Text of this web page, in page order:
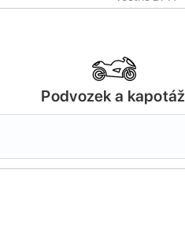
Podvozek a kapotáž